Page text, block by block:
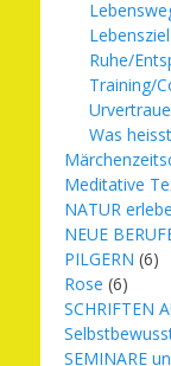
Lebensziel
Ruhe/
Training/
Was
Meditative
NATUR
NEUE
PILGERN (6)
Rose (6)
SCHRIFTEN
SEMINARE